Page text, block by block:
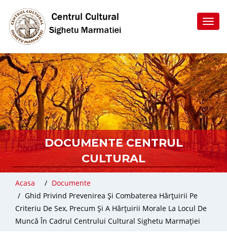
DOCUMENTE CENTRUL
CULTURAL
Acasa
Documente
Ghid Privind Prevenirea Și Combaterea Hărțuirii Pe
Criteriu De Sex, Precum Și A Hărțuirii Morale La Locul De
Muncă În Cadrul Centrului Cultural Sighetu Marmației